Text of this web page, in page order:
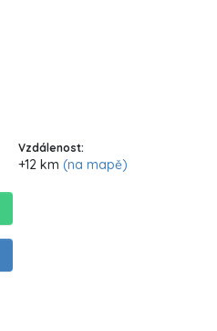
Vzdálenost:
+12 km (na mapě)